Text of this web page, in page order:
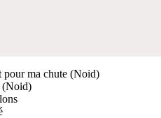
pour ma chute (Noid)
(Noid)